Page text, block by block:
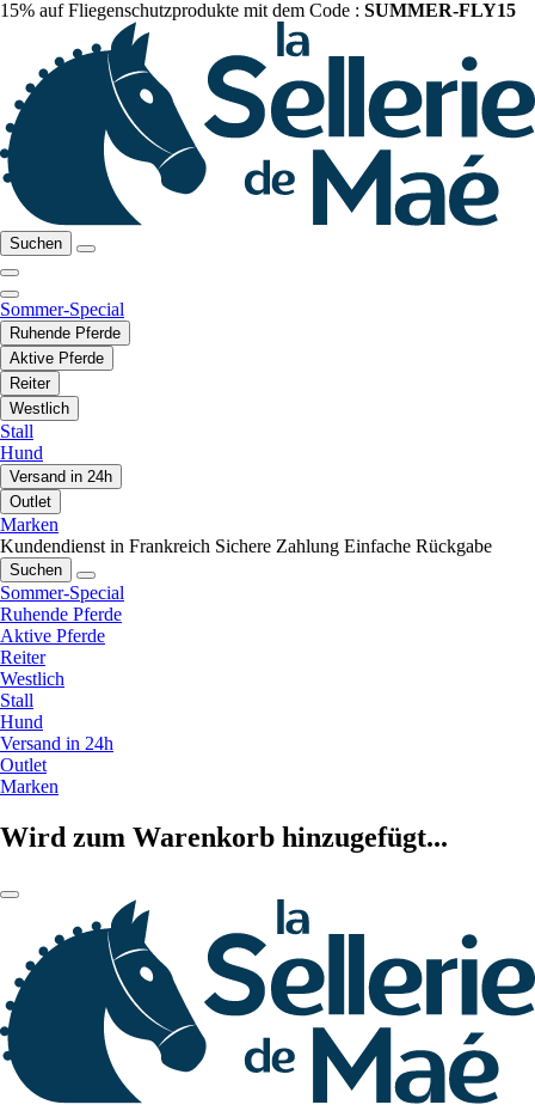
15% auf Fliegenschutzprodukte mit dem Code : SUMMER-FLY15
Suchen
Sommer-Special
Ruhende Pferde
Aktive Pferde
Reiter
Westlich
Stall
Hund
Versand in 24h
Outlet
Marken
Kundendienst in Frankreich Sichere Zahlung Einfache Rückgabe
Suchen
Sommer-Special
Ruhende Pferde
Aktive Pferde
Reiter
Westlich
Stall
Hund
Versand in 24h
Outlet
Marken
Wird zum Warenkorb hinzugefügt...